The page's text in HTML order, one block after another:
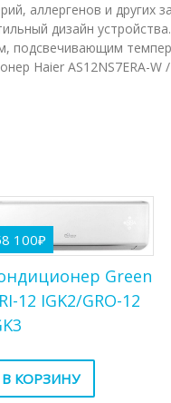
аллергенов и других
дизайн
подсвечивающим
Haier AS12NS7ERA-W
100₽
Green
12 IGK2/GRO-12
В КОРЗИНУ